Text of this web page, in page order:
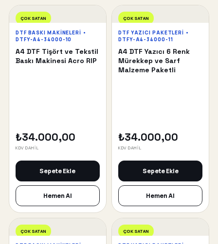
ÇOK SATAN
DTF BASKI MAKINELERI •
DTFY-A4-34000-10
A4 DTF Tişört ve Tekstil
Baskı Makinesi Acro RIP
₺34.000,00
KDV DAHİL
Sepete Ekle
Hemen Al
ÇOK SATAN
DTF YAZICI PAKETLERI •
DTFY-A4-34000-11
A4 DTF Yazıcı 6 Renk
Mürekkep ve Sarf
Malzeme Paketli
₺34.000,00
KDV DAHİL
Sepete Ekle
Hemen Al
ÇOK SATAN ÇOK SATAN